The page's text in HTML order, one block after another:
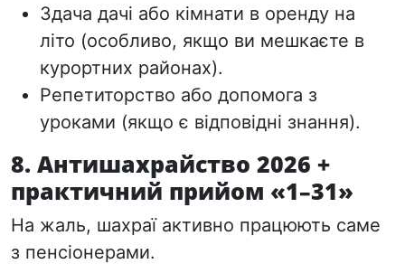
Здача дачі або кімнати в оренду на
літо (особливо, якщо ви мешкаєте в
курортних районах).
Репетиторство або допомога з
уроками (якщо є відповідні знання).
8. Антишахрайство 2026 +
практичний прийом «1–31»
На жаль, шахраї активно працюють саме
з пенсіонерами.